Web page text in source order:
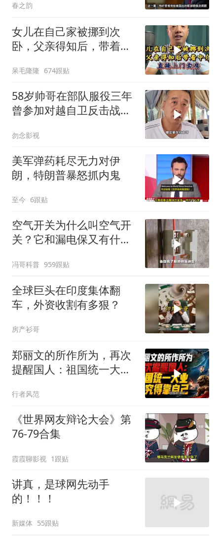
春之韵
女儿在自己家被挪到次
卧，父亲得知后，带着中
呆毛隆隆 674跟贴
58岁帅哥在部队服役三年
曾参加对越自卫反击战讲
勿念影视
美军弹药耗尽无力对伊
朗，特朗普暴怒抓内鬼
至今 6跟贴
空气开关为什么叫空气开
关？它和漏电保又有什么
冯哥科普 959跟贴
全球巨头在印度集体翻
车，外资收割有多狠？
房产衫哥
郑丽文的所作所为，再次
提醒国人：祖国统一大
行者风范
《世界网友辩论大会》第
76-79合集
霞霞聊影视 1跟贴
讲真，是球网先动手
的！！！
新媒体 55跟贴